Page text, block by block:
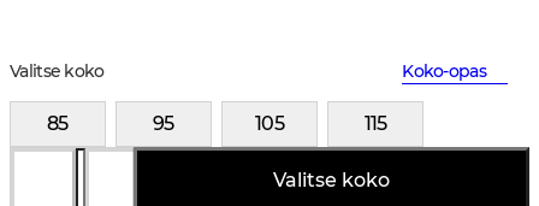
Valitse koko Koko-opas
85 95 105 115
Valitse koko